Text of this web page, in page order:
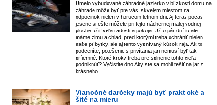
Umelo vybudované záhradné jazierko v blízkosti domu na
záhrade môže byť pre vás skvelým miestom na
odpočinok nielen v horúcom letnom dni. Aj teraz počas
jesene si ešte môžete pri tejto nádhernej malej vodnej
ploche užiť veľa radosti a pokoja. Už o pár dní tu ale
máme zimu a chlad, pred ktorými treba ochrániť nielen
naše príbytky, ale aj tento vysnívaný kúsok raja. Ak to
podceníte, potešenie s privítania jari nemusí byť tak
príjemné. Ktoré kroky treba pre splnenie tohto cieľa
podniknúť? Vyčistite dno Aby ste sa mohli tešiť na jar z
krásneho..
Vianočné darčeky majú byť praktické a
šité na mieru